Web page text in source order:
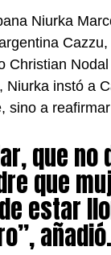
Niurka
Christian
, Niurka instó a
sino a
que
que
estar
añadió.